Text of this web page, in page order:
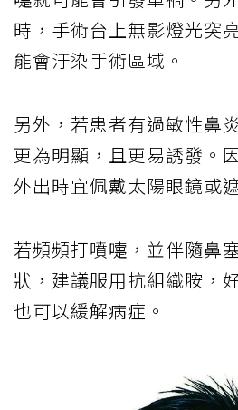
時，手術台上無影燈光突
能會汙染手術區域。
另外，若患者有過敏性鼻
更為明顯，且更易誘發。
外出時宜佩戴太陽眼鏡或
若頻頻打噴嚏，並伴隨鼻
狀，建議服用抗組織胺，
也可以緩解病症。